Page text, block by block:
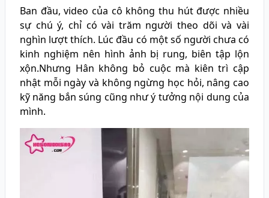
Ban đầu, video của cô không thu hút được nhiều
sự chú ý, chỉ có vài trăm người theo dõi và vài
nghìn lượt thích. Lúc đầu có một số người chưa có
kinh nghiệm nên hình ảnh bị rung, biên tập lộn
xộn.Nhưng Hân không bỏ cuộc mà kiên trì cập
nhật mỗi ngày và không ngừng học hỏi, nâng cao
kỹ năng bắn súng cũng như ý tưởng nội dung của
mình.